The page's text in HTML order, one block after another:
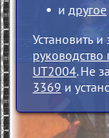
и другое
Установить
UT2004. Не
3369 и